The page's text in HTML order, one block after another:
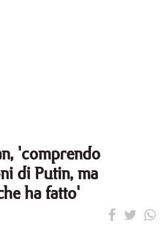
'comprendo
di Putin, ma
ha fatto'